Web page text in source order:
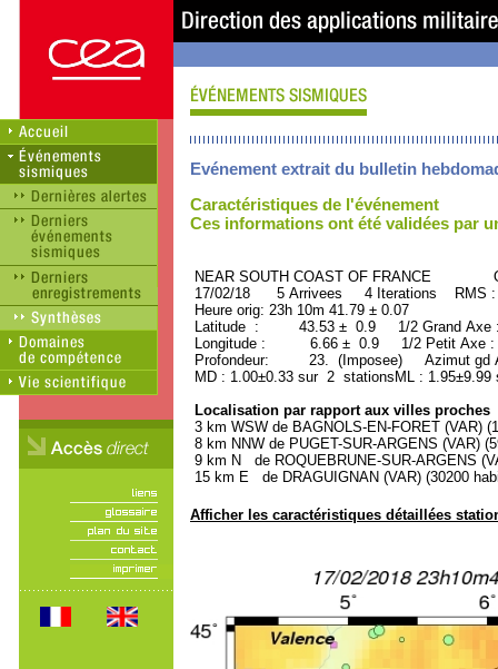
Evénement extrait du bulletin
Caractéristiques de l'événement
Ces informations ont été validées par
NEAR SOUTH COAST OF FRANCE
17/02/18 5 Arrivees 4 Iterations RMS
Heure orig: 23h 10m 41.79 ± 0.07
Latitude : 43.53 ± 0.9 1/2 Grand
Longitude : 6.66 ± 0.9 1/2 Petit Axe
Profondeur: 23. (Imposee) Azimut gd
MD : 1.00±0.33 sur 2 stationsML :
Localisation par rapport aux villes proches
3 km WSW de BAGNOLS-EN-FORET (VAR)
8 km NNW de PUGET-SUR-ARGENS (VAR)
9 km N de ROQUEBRUNE-SUR-ARGENS
15 km E de DRAGUIGNAN (VAR) (30200
Afficher les caractéristiques détaillées